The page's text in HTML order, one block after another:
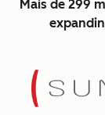
Mais de 299